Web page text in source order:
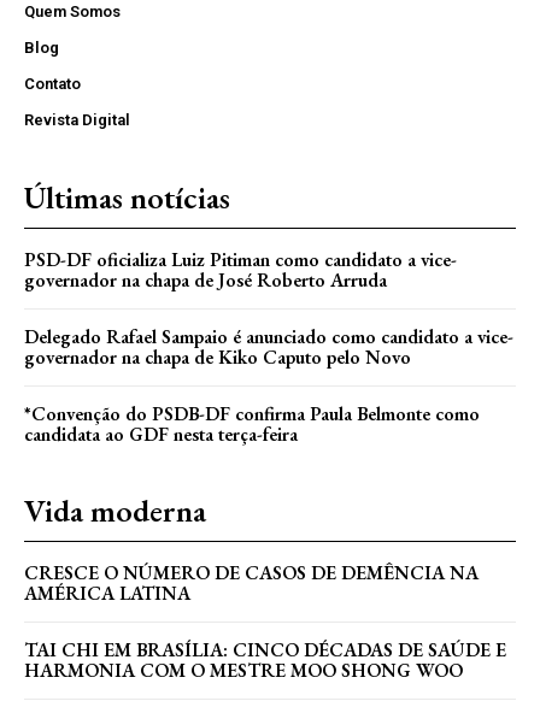
Quem Somos
Blog
Contato
Revista Digital
Últimas notícias
PSD-DF oficializa Luiz Pitiman como candidato a vice-
governador na chapa de José Roberto Arruda
Delegado Rafael Sampaio é anunciado como candidato a vice-
governador na chapa de Kiko Caputo pelo Novo
*Convenção do PSDB-DF confirma Paula Belmonte como
candidata ao GDF nesta terça-feira
Vida moderna
CRESCE O NÚMERO DE CASOS DE DEMÊNCIA NA
AMÉRICA LATINA
TAI CHI EM BRASÍLIA: CINCO DÉCADAS DE SAÚDE E
HARMONIA COM O MESTRE MOO SHONG WOO